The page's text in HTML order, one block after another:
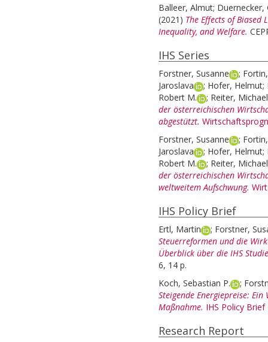
Balleer, Almut; Duernecker,
(2021) The Effects of
Inequality, and Welfare.
IHS Series
Forstner, Susanne ;
Jaroslava
; Hofer, Helmut;
Robert M.
; Reiter, Michael
der österreichischen
abgestützt.
Forstner, Susanne
;
Jaroslava
; Hofer, Helmut;
Robert M.
; Reiter, Michael
der österreichischen
weltweitem Aufschwung.
IHS Policy Brief
Ertl, Martin ; Forstner,
Steuerreformen und die
Überblick über die IHS
6, 14 p.
Koch, Sebastian P.
;
Steigende Energiepreise:
Maßnahme. IHS Policy Brief
Research Report